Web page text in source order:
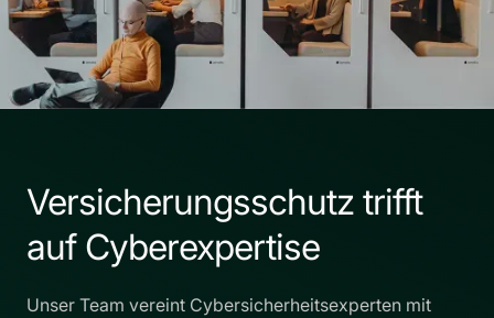
Versicherungsschutz trifft
auf Cyberexpertise
Unser Team vereint Cybersicherheitsexperten mit